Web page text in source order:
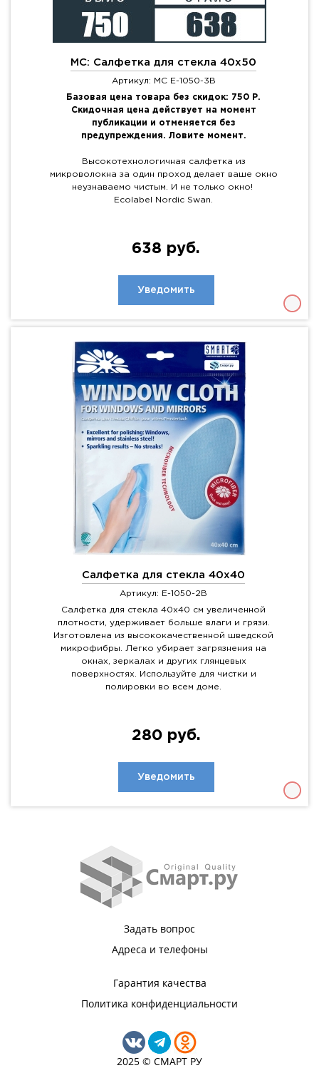
МС: Салфетка для стекла 40x50
Артикул: MC E-1050-3B
Базовая цена товара без скидок: 750 Р.
Скидочная цена действует на момент
публикации и отменяется без
предупреждения. Ловите момент.
Высокотехнологичная салфетка из
микроволокна за один проход делает ваше окно
неузнаваемо чистым. И не только окно!
Ecolabel Nordic Swan.
638 руб.
Уведомить
Салфетка для стекла 40x40
Артикул: E-1050-2B
Салфетка для стекла 40х40 см увеличенной
плотности, удерживает больше влаги и грязи.
Изготовлена из высококачественной шведской
микрофибры. Легко убирает загрязнения на
окнах, зеркалах и других глянцевых
поверхностях. Используйте для чистки и
полировки во всем доме.
280 руб.
Уведомить
Задать вопрос
Адреса и телефоны
Гарантия качества
Политика конфиденциальности
2025 © СМАРТ РУ